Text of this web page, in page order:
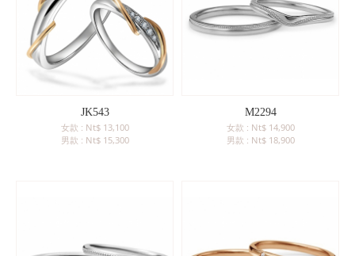
JK543
女款 : Nt$ 13,100
男款 : Nt$ 15,300
M2294
女款 : Nt$ 14,900
男款 : Nt$ 18,900